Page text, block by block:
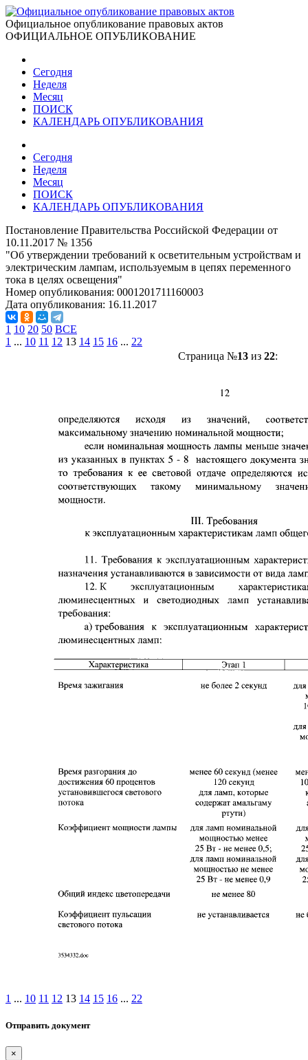
Официальное опубликование правовых актов
ОФИЦИАЛЬНОЕ ОПУБЛИКОВАНИЕ
Сегодня
Неделя
Месяц
ПОИСК
КАЛЕНДАРЬ ОПУБЛИКОВАНИЯ
Сегодня
Неделя
Месяц
ПОИСК
КАЛЕНДАРЬ ОПУБЛИКОВАНИЯ
Постановление Правительства Российской Федерации от
10.11.2017 № 1356
"Об утверждении требований к осветительным устройствам и
электрическим лампам, используемым в цепях переменного
тока в целях освещения"
Номер опубликования: 0001201711160003
Дата опубликования: 16.11.2017
1 10 20 50 ВСЕ
1 ... 10 11 12 13 14 15 16 ... 22
Страница №13из 22:
1 ... 10 11 12 13 14 15 16 ... 22
Отправить документ
×